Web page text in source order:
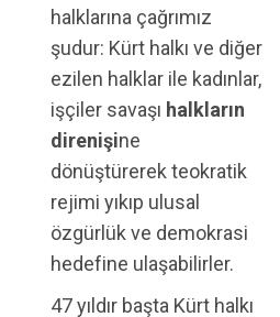
halklarına çağrımız
şudur: Kürt halkı ve diğer
ezilen halklar ile kadınlar,
işçiler savaşı halkların
direnişine
dönüştürerek teokratik
rejimi yıkıp ulusal
özgürlük ve demokrasi
hedefine ulaşabilirler.
47 yıldır başta Kürt halkı